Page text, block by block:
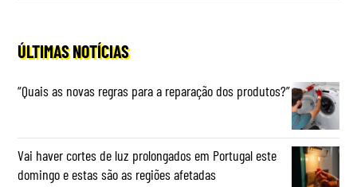
ÚLTIMAS NOTÍCIAS
“Quais as novas regras para a reparação dos produtos?”
Vai haver cortes de luz prolongados em Portugal este
domingo e estas são as regiões afetadas